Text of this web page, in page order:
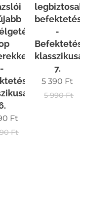
-
Ft
Ft
befektetés
-
klasszikusai
7.
5 390 Ft
5 990Ft